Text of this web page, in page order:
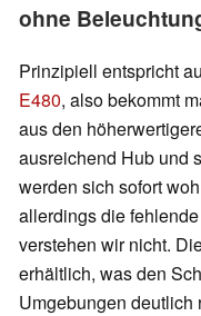
ohne
Prinzipiell entspricht
E480, also bekommt
aus den
ausreichend Hub und
werden sich sofort
allerdings die
verstehen wir nicht.
erhältlich, was den
Umgebungen deutlich